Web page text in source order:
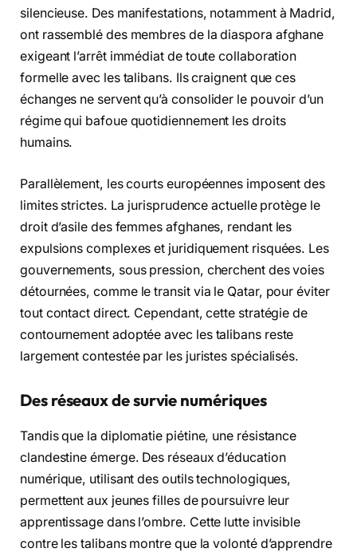
silencieuse. Des manifestations, notamment à Madrid,
ont rassemblé des membres de la diaspora afghane
exigeant l’arrêt immédiat de toute collaboration
formelle avec les talibans. Ils craignent que ces
échanges ne servent qu’à consolider le pouvoir d’un
régime qui bafoue quotidiennement les droits
humains.
Parallèlement, les courts européennes imposent des
limites strictes. La jurisprudence actuelle protège le
droit d’asile des femmes afghanes, rendant les
expulsions complexes et juridiquement risquées. Les
gouvernements, sous pression, cherchent des voies
détournées, comme le transit via le Qatar, pour éviter
tout contact direct. Cependant, cette stratégie de
contournement adoptée avec les talibans reste
largement contestée par les juristes spécialisés.
Des réseaux de survie numériques
Tandis que la diplomatie piétine, une résistance
clandestine émerge. Des réseaux d’éducation
numérique, utilisant des outils technologiques,
permettent aux jeunes filles de poursuivre leur
apprentissage dans l’ombre. Cette lutte invisible
contre les talibans montre que la volonté d’apprendre